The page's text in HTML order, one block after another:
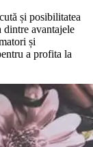
și posibilitatea
dintre avantajele
și
a profita la